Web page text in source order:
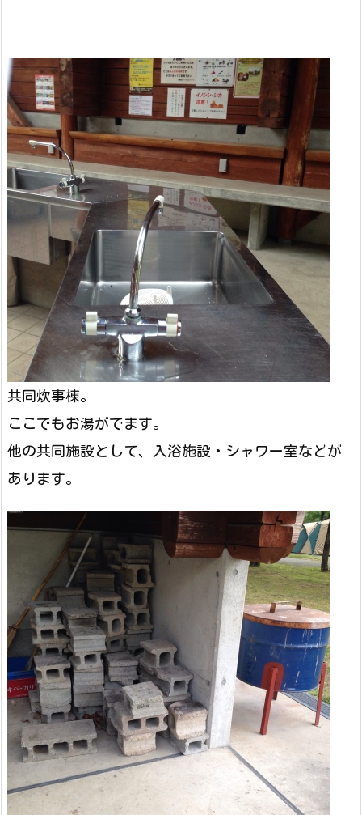
共同炊事棟。
ここでもお湯がでます。
他の共同施設として、入浴施設・シャワー室などが
あります。